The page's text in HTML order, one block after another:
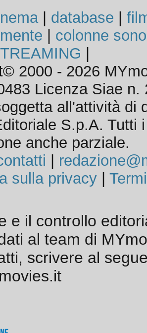
| database
colonne
2000 - 2026
Licenza Siae n.
all'attività di
S.p.A. Tutti
anche parziale.
sulla privacy|
e il controllo
al team di
scrivere al